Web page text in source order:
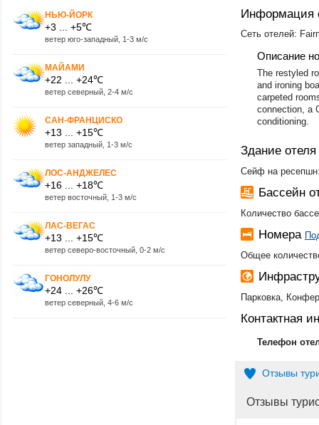
НЬЮ-ЙОРК
+3 ... +5℃
ветер юго-западный, 1-3 м/с
МАЙАМИ
+22 ... +24℃
ветер северный, 2-4 м/с
САН-ФРАНЦИСКО
+13 ... +15℃
ветер западный, 1-3 м/с
ЛОС-АНДЖЕЛЕС
+16 ... +18℃
ветер восточный, 1-3 м/с
ЛАС-ВЕГАС
+13 ... +15℃
ветер северо-восточный, 0-2 м/с
ГОНОЛУЛУ
+24 ... +26℃
ветер северный, 4-6 м/с
Информация
Сеть отелей:
Описание
The restyled
and ironing
carpeted
connection, a
conditioning.
Здание отеля
Сейф на
Бассейн
Количество
Номера
Общее
Парковка,
Контактная
Телефон
Отзывы
Отзывы